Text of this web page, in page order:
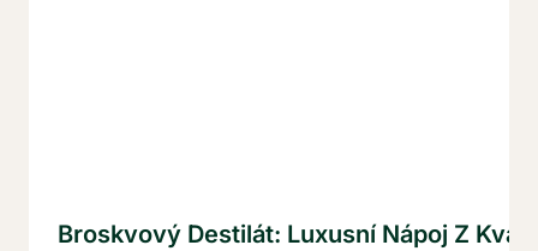
Broskvový Destilát: Luxusní Nápoj Z